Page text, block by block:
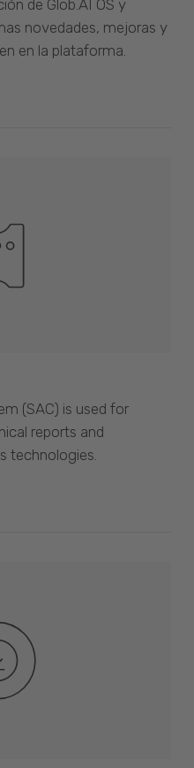
de Glob.AI OS y
novedades, mejoras y
en la plataforma.
(SAC) is used for
reports and
technologies.